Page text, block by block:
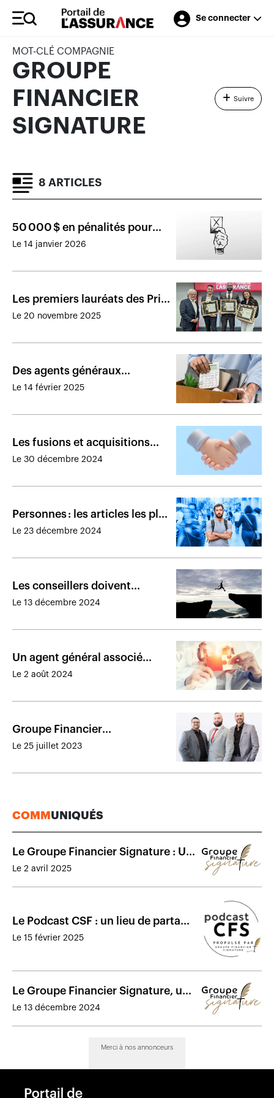
Se connecter
MOT-CLÉ COMPAGNIE
GROUPE
FINANCIER
SIGNATURE
Suivre
8 ARTICLES
50 000 $ en pénalités pour
des manquements
Le 14 janvier 2026
Les premiers lauréats des Prix
Excellence sont connus
Le 20 novembre 2025
Des agents généraux
poussent des conseillers vers
Le 14 février 2025
Les fusions et acquisitions
marquantes de 2024
Le 30 décembre 2024
Personnes : les articles les plus
lus de 2024
Le 23 décembre 2024
Les conseillers doivent
investir en eux-mêmes pour
Le 13 décembre 2024
Un agent général associé
québécois s’unit à un courtier
Le 2 août 2024
Groupe Financier
Signature mise sur
Le 25 juillet 2023
COMM UNIQUÉS
Le Groupe Financier Signature : Un
modèle d’affaires performant
Le 2 avril 2025
Le Podcast CSF : un lieu de partage
et solidarité entre courtiers en
Le 15 février 2025
Le Groupe Financier Signature, un
agent général nouvel ère qui
Le 13 décembre 2024
Merci à nos annonceurs